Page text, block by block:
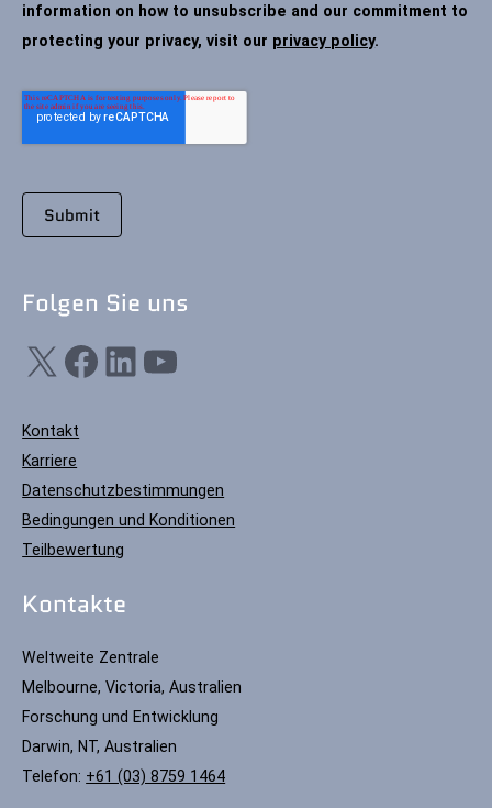
information on how to unsubscribe and our commitment to
protecting your privacy, visit our privacy policy.
Folgen Sie uns
X Facebook LinkedIn YouTube
Kontakt
Karriere
Datenschutzbestimmungen
Bedingungen und Konditionen
Teilbewertung
Kontakte
Weltweite Zentrale
Melbourne, Victoria, Australien
Forschung und Entwicklung
Darwin, NT, Australien
Telefon: +61 (03) 8759 1464